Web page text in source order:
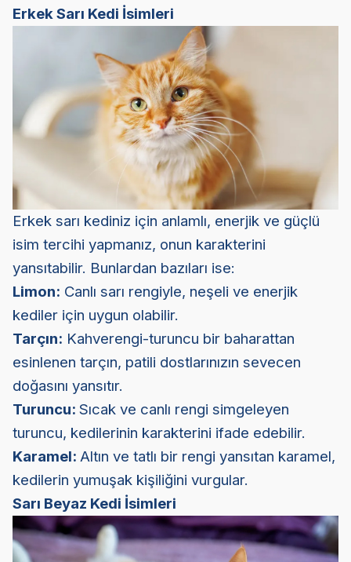
Erkek Sarı Kedi İsimleri
Erkek sarı kediniz için anlamlı, enerjik ve güçlü
isim tercihi yapmanız, onun karakterini
yansıtabilir. Bunlardan bazıları ise:
Limon: Canlı sarı rengiyle, neşeli ve enerjik
kediler için uygun olabilir.
Tarçın: Kahverengi-turuncu bir baharattan
esinlenen tarçın, patili dostlarınızın sevecen
doğasını yansıtır.
Turuncu: Sıcak ve canlı rengi simgeleyen
turuncu, kedilerinin karakterini ifade edebilir.
Karamel: Altın ve tatlı bir rengi yansıtan karamel,
kedilerin yumuşak kişiliğini vurgular.
Sarı Beyaz Kedi İsimleri